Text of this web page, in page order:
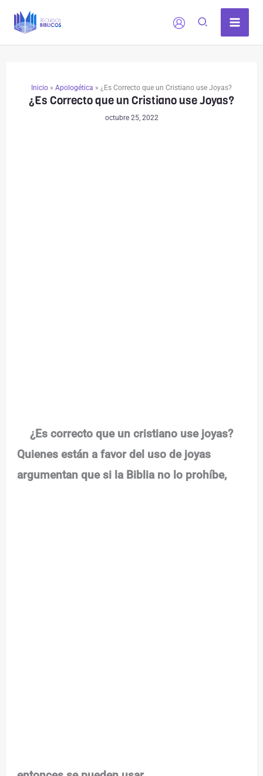
Inicio » Apologética » ¿Es Correcto que un Cristiano use Joyas?
¿Es Correcto que un Cristiano use Joyas?
octubre 25, 2022
¿Es correcto que un cristiano use joyas?
Quienes están a favor del uso de joyas
argumentan que si la Biblia no lo prohíbe,